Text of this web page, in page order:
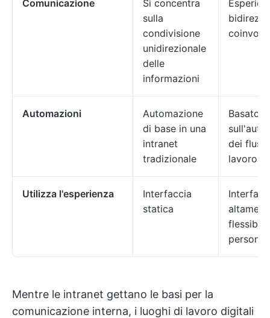
Comunicazione
Si concentra
sulla
condivisione
unidirezionale
delle
informazioni
Automazioni
Automazione
di base in una
intranet
tradizionale
Basato
dei
lavoro
Utilizza l'esperienza
Interfaccia
statica
Mentre le intranet gettano le basi per la
comunicazione interna, i luoghi di lavoro digitali